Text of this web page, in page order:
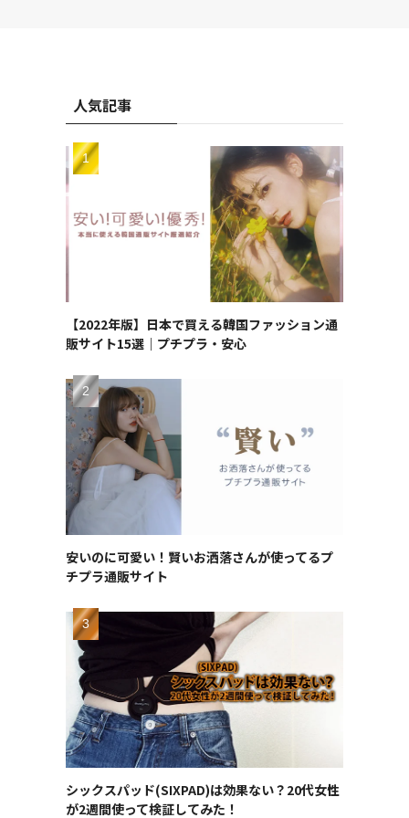
人気記事
【2022年版】日本で買える韓国ファッション通
販サイト15選｜プチプラ・安心
安いのに可愛い！賢いお洒落さんが使ってるプ
チプラ通販サイト
シックスパッド(SIXPAD)は効果ない？20代女性
が2週間使って検証してみた！